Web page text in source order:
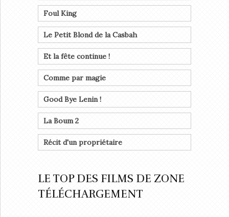
Foul King
Le Petit Blond de la Casbah
Et la fête continue !
Comme par magie
Good Bye Lenin !
La Boum 2
Récit d'un propriétaire
LE TOP DES FILMS DE ZONE
TÉLÉCHARGEMENT